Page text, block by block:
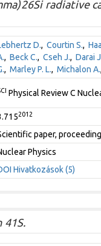
radiative
D., Courtin S.,
, Beck C., Cseh J., Darai
, Marley P. L., Michalon A.,
Physical Review C
2012
paper,
Physics
Hivatkozások (5)